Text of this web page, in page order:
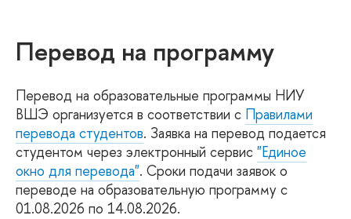
Перевод на программу
Перевод на образовательные программы НИУ
ВШЭ организуется в соответствии с Правилами
перевода студентов. Заявка на перевод подается
студентом через электронный сервис "Единое
окно для перевода". Сроки подачи заявок о
переводе на образовательную программу с
01.08.2026 по 14.08.2026.